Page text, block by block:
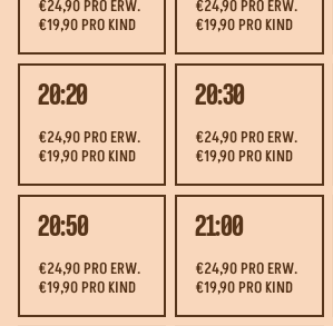
€24,90 PRO ERW.
€19,90 PRO KIND
€24,90 PRO ERW.
€19,90 PRO KIND
20:20
€24,90 PRO ERW.
€19,90 PRO KIND
20:30
€24,90 PRO ERW.
€19,90 PRO KIND
20:50
€24,90 PRO ERW.
€19,90 PRO KIND
21:00
€24,90 PRO ERW.
€19,90 PRO KIND